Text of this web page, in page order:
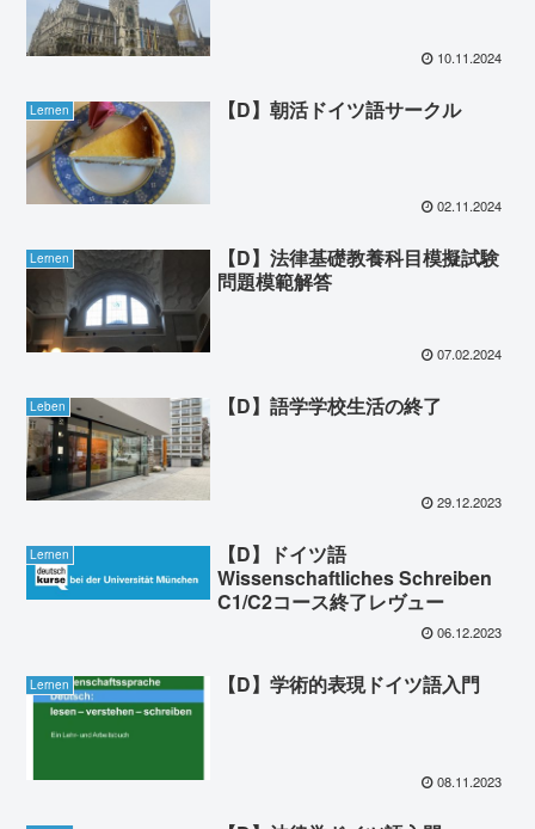
10.11.2024
Lernen 【D】朝活ドイツ語サークル
02.11.2024
Lernen
【D】法律基礎教養科目模擬試験
問題模範解答
07.02.2024
Leben 【D】語学学校生活の終了
29.12.2023
Lernen
【D】ドイツ語
Wissenschaftliches Schreiben
C1/C2コース終了レヴュー
06.12.2023
Lernen 【D】学術的表現ドイツ語入門
08.11.2023